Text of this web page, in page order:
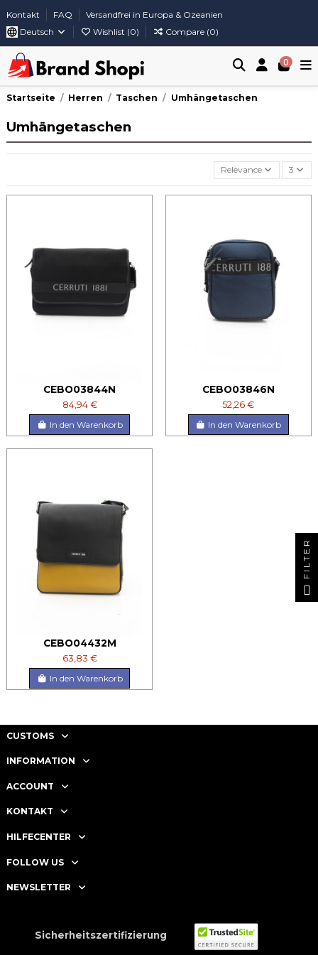
Kontakt FAQ
Versandfrei in Europa & Ozeanien
Deutsch
Wishlist (0) Compare (0)
0
Startseite Herren Taschen Umhängetaschen
Umhängetaschen
Relevance 3
CEBO03844N
84,94 €
In den Warenkorb
CEBO03846N
52,26 €
In den Warenkorb
CEBO04432M
63,83 €
In den Warenkorb
CUSTOMS
INFORMATION
ACCOUNT
KONTAKT
HILFECENTER
FOLLOW US
NEWSLETTER
Sicherheitszertifizierung
FILTER